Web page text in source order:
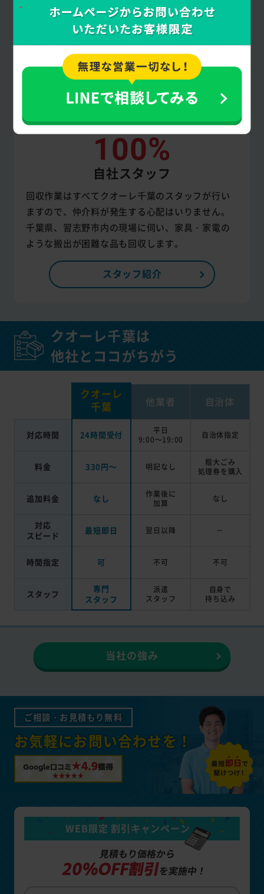
100%
自社スタッフ
回収作業はすべてクオーレ千葉のスタッフが行い
ますので、仲介料が発生する心配はいりません。
千葉県、習志野市内の現場に伺い、家具・家電の
ような搬出が困難な品も回収します。
スタッフ紹介
クオーレ千葉は
他社とココがちがう
クオーレ
千葉
他業者 自治体
対応時間 24時間受付
平日
9:00～19:00
自治体指定
料金 330円～ 明記なし
粗大ごみ
処理券を 購入
追加料金 なし
作業後に
加算
なし
対応
スピード
最短即日 翌日以降 －
時間指定 可 不可 不可
スタッフ
専門
スタッフ
派遣
スタッフ
自身で
持ち込み
当社の強み
ご相談・お見積もり無料
お気軽にお問い合わせを！
Google口コミ ★4.9獲得
WEB限定 割引キャンペーン
見積もり価格から
20%OFF割引を実施中！